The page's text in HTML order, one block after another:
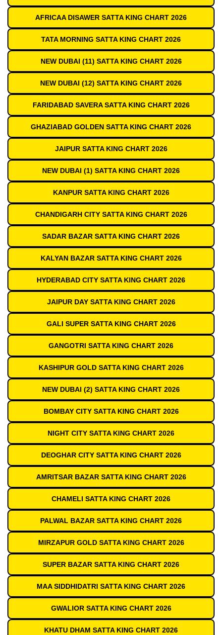
AFRICAA DISAWER SATTA KING CHART 2026
TATA MORNING SATTA KING CHART 2026
NEW DUBAI (11) SATTA KING CHART 2026
NEW DUBAI (12) SATTA KING CHART 2026
FARIDABAD SAVERA SATTA KING CHART 2026
GHAZIABAD GOLDEN SATTA KING CHART 2026
JAIPUR SATTA KING CHART 2026
NEW DUBAI (1) SATTA KING CHART 2026
KANPUR SATTA KING CHART 2026
CHANDIGARH CITY SATTA KING CHART 2026
SADAR BAZAR SATTA KING CHART 2026
KALYAN BAZAR SATTA KING CHART 2026
HYDERABAD CITY SATTA KING CHART 2026
JAIPUR DAY SATTA KING CHART 2026
GALI SUPER SATTA KING CHART 2026
GANGOTRI SATTA KING CHART 2026
KASHIPUR GOLD SATTA KING CHART 2026
NEW DUBAI (2) SATTA KING CHART 2026
BOMBAY CITY SATTA KING CHART 2026
NIGHT CITY SATTA KING CHART 2026
DEOGHAR CITY SATTA KING CHART 2026
AMRITSAR BAZAR SATTA KING CHART 2026
CHAMELI SATTA KING CHART 2026
PALWAL BAZAR SATTA KING CHART 2026
MIRZAPUR GOLD SATTA KING CHART 2026
SUPER BAZAR SATTA KING CHART 2026
MAA SIDDHIDATRI SATTA KING CHART 2026
GWALIOR SATTA KING CHART 2026
KHATU DHAM SATTA KING CHART 2026